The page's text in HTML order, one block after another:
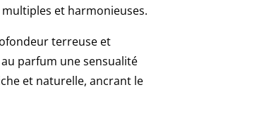
et harmonieuses.
terreuse et
parfum une sensualité
et naturelle, ancrant le